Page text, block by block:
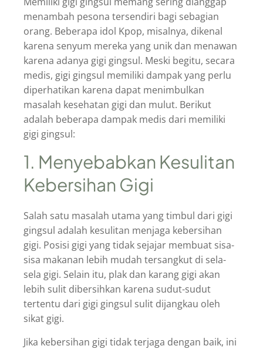
menambah pesona tersendiri bagi sebagian
orang. Beberapa idol Kpop, misalnya, dikenal
karena senyum mereka yang unik dan menawan
karena adanya gigi gingsul. Meski begitu, secara
medis, gigi gingsul memiliki dampak yang perlu
diperhatikan karena dapat menimbulkan
masalah kesehatan gigi dan mulut. Berikut
adalah beberapa dampak medis dari memiliki
gigi gingsul:
1. Menyebabkan Kesulitan
Kebersihan Gigi
Salah satu masalah utama yang timbul dari gigi
gingsul adalah kesulitan menjaga kebersihan
gigi. Posisi gigi yang tidak sejajar membuat sisa-
sisa makanan lebih mudah tersangkut di sela-
sela gigi. Selain itu, plak dan karang gigi akan
lebih sulit dibersihkan karena sudut-sudut
tertentu dari gigi gingsul sulit dijangkau oleh
sikat gigi.
Jika kebersihan gigi tidak terjaga dengan baik, ini